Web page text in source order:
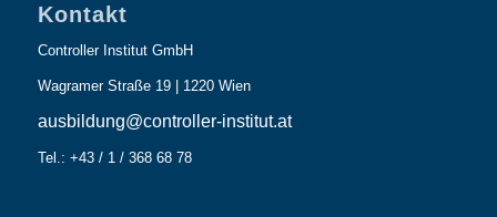
Kontakt
Controller Institut GmbH
Wagramer Straße 19 | 1220 Wien
ausbildung@controller-institut.at
Tel.: +43 / 1 / 368 68 78